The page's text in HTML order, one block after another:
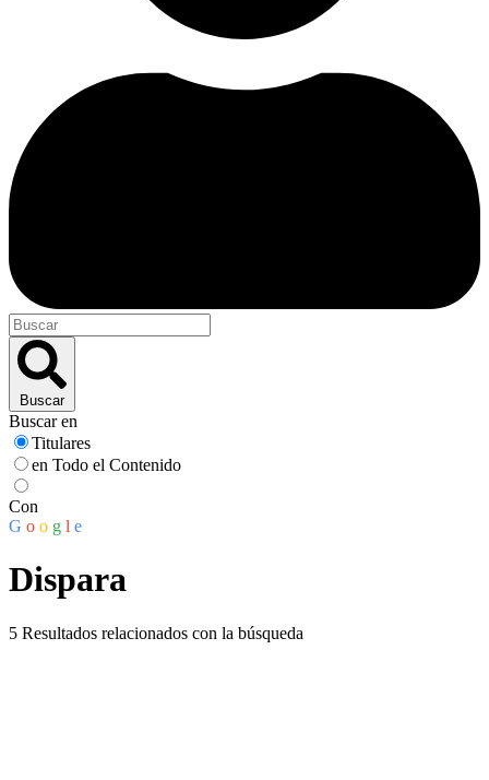
Buscar
Buscar en
Titulares
en Todo el Contenido
Con
G o o g l e
Dispara
5 Resultados relacionados con la búsqueda